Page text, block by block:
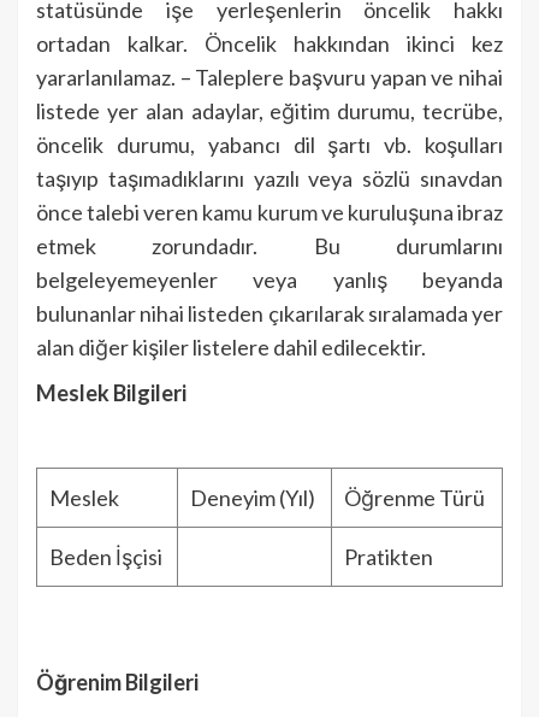
statüsünde işe yerleşenlerin öncelik hakkı
ortadan kalkar. Öncelik hakkından ikinci kez
yararlanılamaz. – Taleplere başvuru yapan ve nihai
listede yer alan adaylar, eğitim durumu, tecrübe,
öncelik durumu, yabancı dil şartı vb. koşulları
taşıyıp taşımadıklarını yazılı veya sözlü sınavdan
önce talebi veren kamu kurum ve kuruluşuna ibraz
etmek zorundadır. Bu durumlarını
belgeleyemeyenler veya yanlış beyanda
bulunanlar nihai listeden çıkarılarak sıralamada yer
alan diğer kişiler listelere dahil edilecektir.
Meslek Bilgileri
Meslek Deneyim (Yıl) Öğrenme Türü
Beden İşçisi Pratikten
Öğrenim Bilgileri